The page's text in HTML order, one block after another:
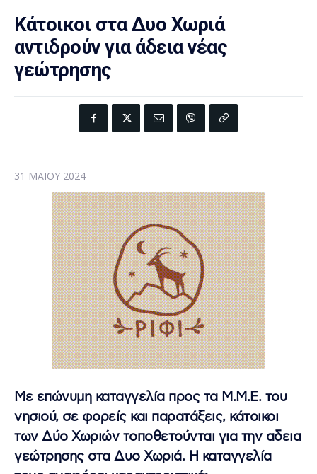
Κάτοικοι στα Δυο Χωριά
αντιδρούν για άδεια νέας
γεώτρησης
31 ΜΑΪ́ΟΥ 2024
Με επώνυμη καταγγελία προς τα Μ.Μ.Ε. του
νησιού, σε φορείς και παρατάξεις, κάτοικοι
των Δύο Χωριών τοποθετούνται για την αδεια
γεώτρησης στα Δυο Χωριά. Η καταγγελία